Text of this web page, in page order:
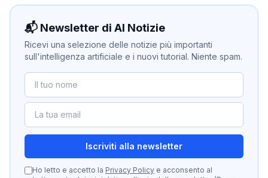
📬 Newsletter di AI Notizie
Ricevi una selezione delle notizie più importanti
sull'intelligenza artificiale e i nuovi tutorial. Niente spam.
Iscriviti alla newsletter
Ho letto e accetto la Privacy Policy e acconsento al